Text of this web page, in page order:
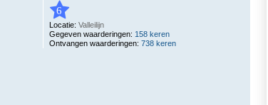
6
Locatie: Valleilijn
Gegeven waarderingen: 158 keren
Ontvangen waarderingen: 738 keren